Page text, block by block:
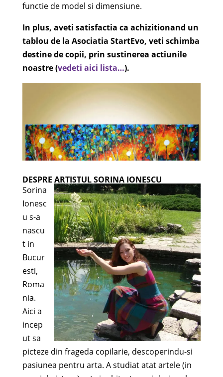
functie de model si dimensiune.
In plus, aveti satisfactia ca achizitionand un
tablou de la Asociatia StartEvo, veti schimba
destine de copii, prin sustinerea actiunile
noastre (vedeti aici lista…).
DESPRE ARTISTUL SORINA IONESCU
Sorina
Ionesc
u s-a
nascu
t in
Bucur
esti,
Roma
nia.
Aici a
incep
ut sa
picteze din frageda copilarie, descoperindu-si
pasiunea pentru arta. A studiat atat artele (in